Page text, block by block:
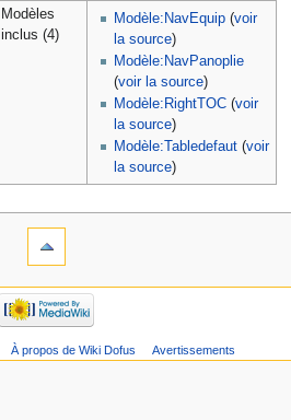
Modèles
inclus (4)
Modèle:NavEquip(voir
la source)
Modèle:NavPanoplie
(voir la source)
Modèle:RightTOC(voir
la source)
Modèle:Tabledefaut(voir
la source)
À propos de Wiki Dofus Avertissements